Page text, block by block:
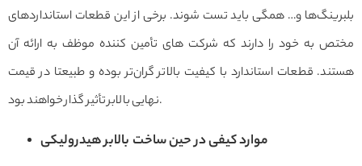
بلبرینگ‌ها و… همگی باید تست شوند. برخی از این قطعات استانداردهای
مختص به خود را دارند که شرکت های تأمین کننده موظف به ارائه آن
هستند. قطعات استاندارد با کیفیت بالاتر گران‌تر بوده و طبیعتا در قیمت
نهایی بالابر تأثیر گذار خواهند بود.
موارد کیفی در حین ساخت بالابر هیدرولیکی